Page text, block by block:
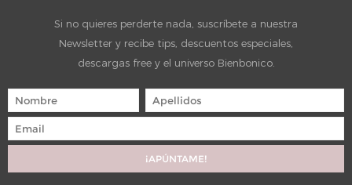
Si no quieres perderte nada, suscríbete a nuestra
Newsletter y recibe tips, descuentos especiales,
descargas free y el universo Bienbonico.